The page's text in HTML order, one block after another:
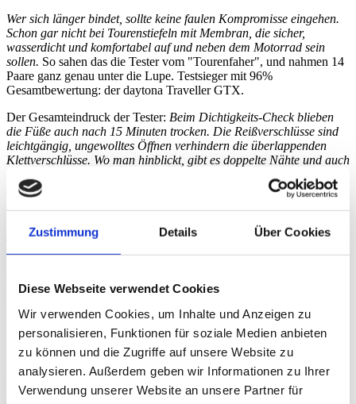
Zustimmung Details Über Cookies
Diese Webseite verwendet Cookies
Wir verwenden Cookies, um Inhalte und Anzeigen zu
personalisieren, Funktionen für soziale Medien anbieten
zu können und die Zugriffe auf unsere Website zu
analysieren. Außerdem geben wir Informationen zu Ihrer
Verwendung unserer Website an unsere Partner für
Wer sich länger bindet, sollte keine faulen Kompromisse eingehen.
Schon gar nicht bei Tourenstiefeln mit Membran, die sicher,
wasserdicht und komfortabel auf und neben dem Motorrad sein
sollen. So sahen das die Tester vom "Tourenfaher", und nahmen 14
Paare ganz genau unter die Lupe. Testsieger mit 96%
Gesamtbewertung: der daytona Traveller GTX.
Der Gesamteindruck der Tester: Beim Dichtigkeits-Check blieben
die Füße auch nach 15 Minuten trocken. Die Reißverschlüsse sind
leichtgängig, ungewolltes Öffnen verhindern die überlappenden
Klettverschlüsse. Wo man hinblickt, gibt es doppelte Nähte und auch
Klett, sodass sowohl schmale als auch stramme Waden guten Halt
finden. Dank der flexiblen Sohle und des weichen Fußbetts fällt der
Für die aktuelle Ausgabe der MOTORRAD COACH wollten die
Redaktion wissen, was junge Einsteiger mit wasserdichten 100-
Euro-Tourenstiefeln für ihr Geld bekommen. Das Ergebnis war
dürftig. Als Referenz außer Konkurrenz wurde der Traveller GTX
von daytona mit getestet.
Das Ergebnis: sehr gut. Das Urteil der Tester:Hält absolut dicht,